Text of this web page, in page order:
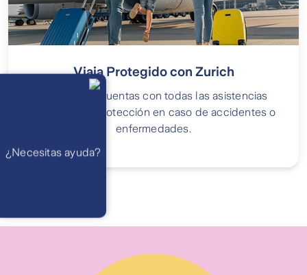
Viaja Protegido con Zurich
Con Zurich, cuentas con todas las asistencias
necesarias y protección en caso de accidentes o
enfermedades.
¿Necesitas ayuda?
WhatsApp
Atención 24